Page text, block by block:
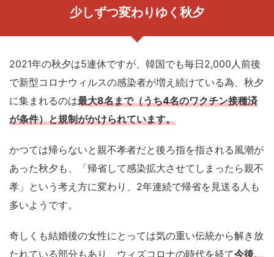
少しずつ変わりゆく秋夕
2021年の秋夕は5連休ですが、韓国でも毎日2,000人前後
で新型コロナウィルスの感染者が増え続けている為、秋夕
に集まれるのは最大8名まで（うち4名のワクチン接種済
が条件）と規制がかけられています。
かつては帰らないと親不孝者だと後ろ指を指される風潮が
あった秋夕も、「帰省して感染拡大させてしまったら親不
孝」という考え方に変わり、2年連続で帰省を見送る人も
多いようです。
奇しくも結婚後の女性にとっては気の重い伝統から解き放
たれている部分もあり、ウィズコロナの時代を経て今後、